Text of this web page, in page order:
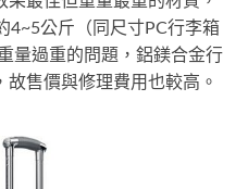
4~5公斤（同尺寸PC行李箱
量過重的問題，鋁鎂合金行
售價與修理費用也較高。